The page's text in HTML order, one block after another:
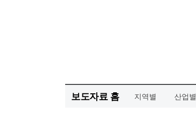
보도자료 홈 지역별 산업별